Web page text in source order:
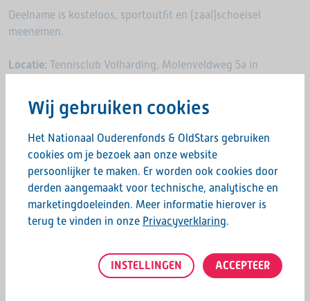
Deelname is kosteloos, sportoutfit en (zaal)schoeisel
meenemen.
Locatie: Tennisclub Volharding, Molenveldweg 5a in
Aanmelden & info
Graag horen we of je aanwezig bent op deze dag.
aanmeldingen of vragen
kan je contact opnemen met
Claudia Gulikers via mail naar activiteiten@tcvolharding.nl
Hopelijk tot dan!
Wij gebruiken cookies
Het Nationaal Ouderenfonds & OldStars gebruiken
cookies om je bezoek aan onze website
persoonlijker te maken. Er worden ook cookies door
derden aangemaakt voor technische, analytische en
marketingdoeleinden. Meer informatie hierover is
terug te vinden in onze Privacyverklaring.
INSTELLINGEN ACCEPTEER